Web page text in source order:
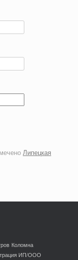
Липецкая
Коломна
ИП/ООО